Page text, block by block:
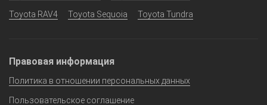
Toyota RAV4 Toyota Sequoia Toyota Tundra
Правовая информация
Политика в отношении персональных данных
Пользовательское соглашение